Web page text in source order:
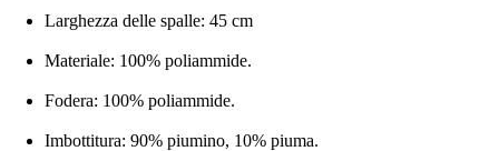
Larghezza delle spalle: 45 cm
Materiale: 100% poliammide.
Fodera: 100% poliammide.
Imbottitura: 90% piumino, 10% piuma.